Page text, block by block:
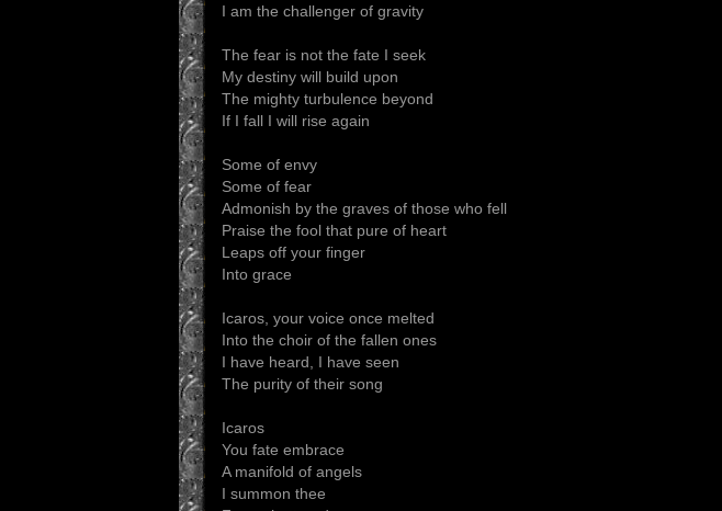
I am the challenger of gravity
The fear is not the fate I seek
My destiny will build upon
The mighty turbulence beyond
If I fall I will rise again
Some of envy
Some of fear
Admonish by the graves of those who fell
Praise the fool that pure of heart
Leaps off your finger
Into grace
Icaros, your voice once melted
Into the choir of the fallen ones
I have heard, I have seen
The purity of their song
Icaros
You fate embrace
A manifold of angels
I summon thee